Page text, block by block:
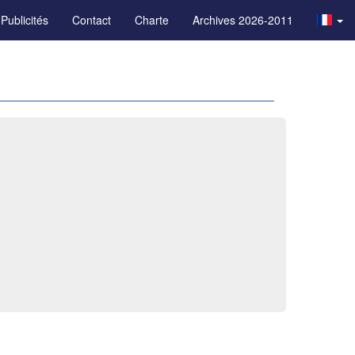
Publicités Contact Charte Archives 2026-2011